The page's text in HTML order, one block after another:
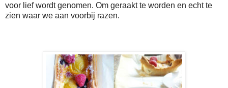
voor lief wordt genomen. Om geraakt te worden en echt te
zien waar we aan voorbij razen.